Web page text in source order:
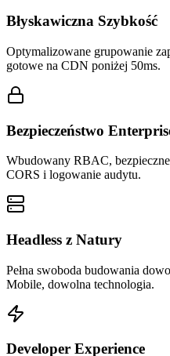
Błyskawiczna Szybkość
Optymalizowane grupowanie
gotowe na CDN poniżej 50ms.
Bezpieczeństwo
Wbudowany RBAC,
CORS i logowanie audytu.
Headless z Natury
Pełna swoboda budowania
Mobile, dowolna technologia.
Developer Experience